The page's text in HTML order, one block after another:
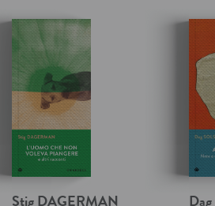
Stig DAGERMAN
Dag